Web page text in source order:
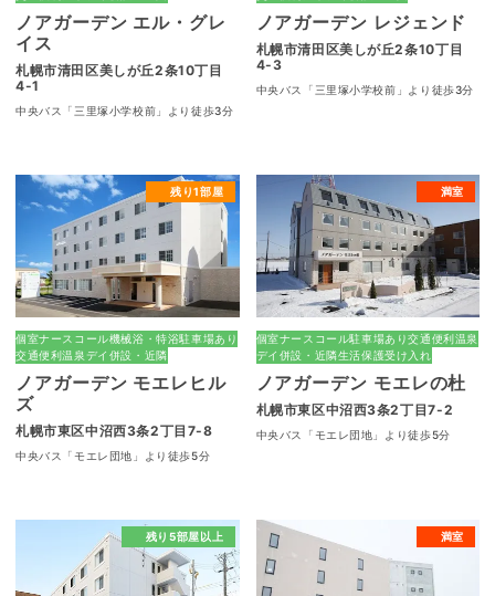
ノアガーデン エル・グレ
イス
札幌市清田区美しが丘2条10丁目
4-1
中央バス「三里塚小学校前」より徒歩3分
ノアガーデン レジェンド
札幌市清田区美しが丘2条10丁目
4-3
中央バス「三里塚小学校前」より徒歩3分
残り1部屋
個室ナースコール機械浴・特浴駐車場あり
交通便利温泉 デイ併設・近隣
ノアガーデン モエレヒル
ズ
札幌市東区中沼西3条2丁目7-8
中央バス「モエレ団地」より徒歩5分
満室
個室ナースコール駐車場あり交通便利温泉
デイ併設・近隣生活保護受け入れ
ノアガーデン モエレの杜
札幌市東区中沼西3条2丁目7-2
中央バス「モエレ団地」より徒歩5分
残り5部屋以上 満室